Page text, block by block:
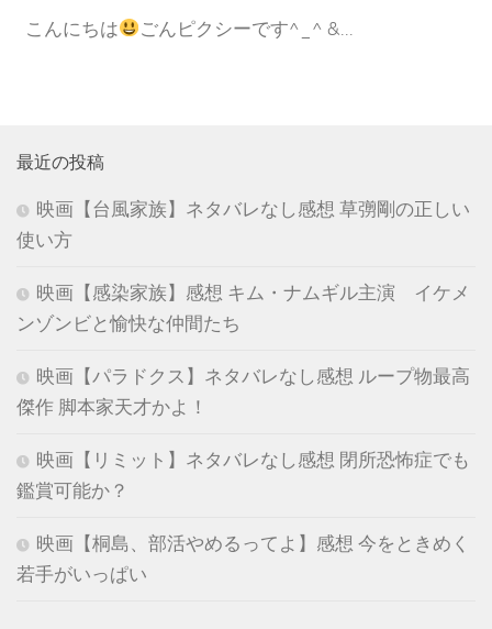
こんにちは ごんピクシーです^_^ &...
最近の投稿
映画【台風家族】ネタバレなし感想 草彅剛の正しい
使い方
映画【感染家族】感想 キム・ナムギル主演 イケメ
ンゾンビと愉快な仲間たち
映画【パラドクス】ネタバレなし感想 ループ物最高
傑作 脚本家天才かよ！
映画【リミット】ネタバレなし感想 閉所恐怖症でも
鑑賞可能か？
映画【桐島、部活やめるってよ】感想 今をときめく
若手がいっぱい